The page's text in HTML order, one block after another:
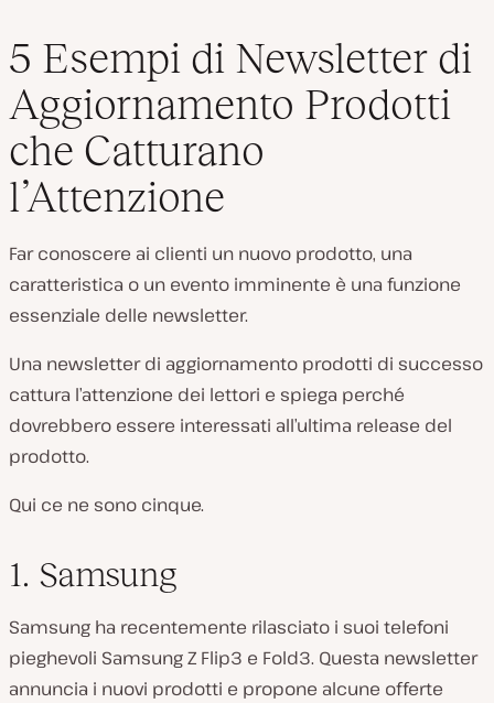
5 Esempi di Newsletter di
Aggiornamento Prodotti
che Catturano
l’Attenzione
Far conoscere ai clienti un nuovo prodotto, una
caratteristica o un evento imminente è una funzione
essenziale delle newsletter.
Una newsletter di aggiornamento prodotti di successo
cattura l’attenzione dei lettori e spiega perché
dovrebbero essere interessati all’ultima release del
prodotto.
Qui ce ne sono cinque.
1. Samsung
Samsung ha recentemente rilasciato i suoi telefoni
pieghevoli Samsung Z Flip3 e Fold3. Questa newsletter
annuncia i nuovi prodotti e propone alcune offerte